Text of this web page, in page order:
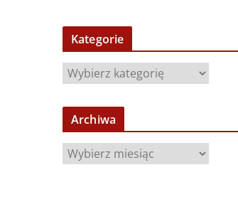
Kategorie
K
a
t
g
Archiwa
A
r